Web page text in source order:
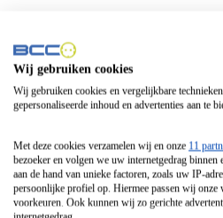
Fitelli
Airfryer
Frituurpan
Contactgrill
Broodbakmachine
Broodrooster
Wij gebruiken cookies
Wij gebruiken cookies en vergelijkbare
gepersonaliseerde inhoud en advertenties aan te
Met deze cookies verzamelen wij en onze 11
bezoeker en volgen we uw internetgedrag
aan de hand van unieke factoren, zoals uw IP-
persoonlijke profiel op. Hiermee passen wij onze
voorkeuren. Ook kunnen wij zo gerichte